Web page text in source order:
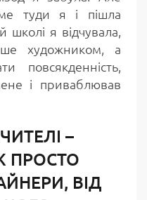
туди я і пішла
школі я відчувала,
художником, а
повсякденність,
і приваблював
–
ПРОСТО
ВІД